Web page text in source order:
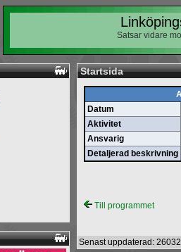
Satsar vidare
Startsida
Datum
Aktivitet
Ansvarig
Detaljerad beskrivning
Till programmet
Senast uppdaterad: